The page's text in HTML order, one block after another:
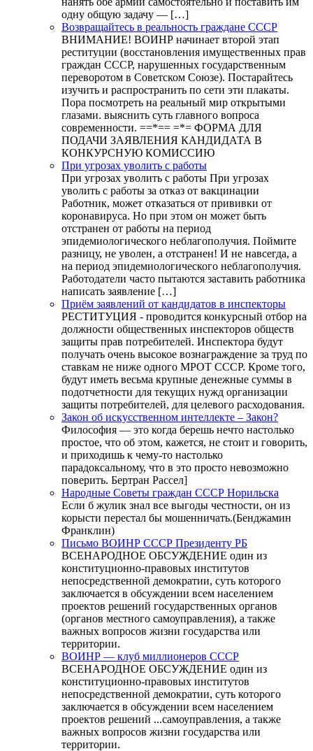
одну общую задачу — […]
Возвращайтесь в реальность граждане СССР
ВНИМАНИЕ! ВОИНР начинает второй этап
реституции (восстановления имущественных прав
граждан СССР, нарушенных государственным
переворотом в Советском Союзе). Постарайтесь
изучить и распространить по сети эти плакаты.
Пора посмотреть на реальный мир открытыми
глазами. выяснить суть главного вопроса
современности. ==*== =*= ФОРМА ДЛЯ
ПОДАЧИ ЗАЯВЛЕНИЯ КАНДИДАТА В
КОНКУРСНУЮ КОМИССИЮ
При угрозах уволить с работы
При угрозах уволить с работы При угрозах
уволить с работы за отказ от вакцинации
Работник, может отказаться от прививки от
коронавируса. Но при этом он может быть
отстранен от работы на период
эпидемиологического неблагополучия. Поймите
разницу, не уволен, а отстранен! И не навсегда, а
на период эпидемиологического неблагополучия.
Работодатели часто пытаются заставить работника
написать заявление […]
Приём заявлений от кандидатов в инспекторы
РЕСТИТУЦИЯ - проводится конкурсный отбор на
должности общественных инспекторов обществ
защиты прав потребителей. Инспектора будут
получать очень высокое вознаграждение за труд по
ставкам не ниже одного МРОТ СССР. Кроме того,
будут иметь весьма крупные денежные суммы в
подотчетности для текущих нужд организации
защиты потребителей, для целевого расходования.
Закон об искусственном интеллекте – Закон?
Философия — это когда берешь нечто настолько
простое, что об этом, кажется, не стоит и говорить,
и приходишь к чему-то настолько
парадоксальному, что в это просто невозможно
поверить. Бертран Рассел]
Народные Советы граждан СССР Норильска
Если б жулик знал все выгоды честности, он из
корысти перестал бы мошенничать.(Бенджамин
Франклин)
Письмо ВОИНР СССР Президенту РБ
ВСЕНАРОДНОЕ ОБСУЖДЕНИЕ один из
конституционно-правовых институтов
непосредственной демократии, суть которого
заключается в обсуждении всем населением
проектов решений государственных органов
(органов местного самоуправления), а также
важных вопросов жизни государства или
территории.
ВОИНР — клуб миллионеров СССР
ВСЕНАРОДНОЕ ОБСУЖДЕНИЕ один из
конституционно-правовых институтов
непосредственной демократии, суть которого
заключается в обсуждении всем населением
проектов решений ...самоуправления, а также
важных вопросов жизни государства или
территории.